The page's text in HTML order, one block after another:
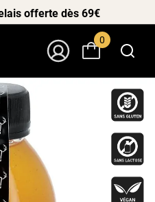
offerte dès 69€
0